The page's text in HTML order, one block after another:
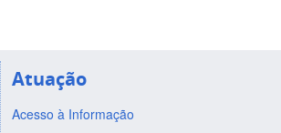
Atuação
Acesso à Informação